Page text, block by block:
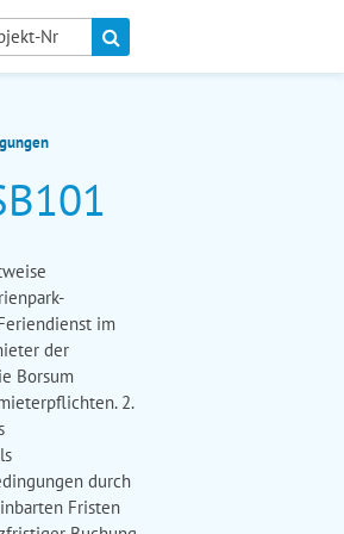
es entfällt jeder Anspruch auch auf ein anderes Appartement -, wenn nicht spätestens am Anreisetag fernmündlich oder schriftlich die spätere Anreise mitgeteilt wird. Der Vermieter ist berechtigt, den Vertrag im Rahmen der gesetzlichen Bestimmungen fristlos zu kündigen: a) in Fällen von höherer Gewalt, Krieg, Streik, und sonstigen wichtigen Gründen b) wenn der Mieter eine